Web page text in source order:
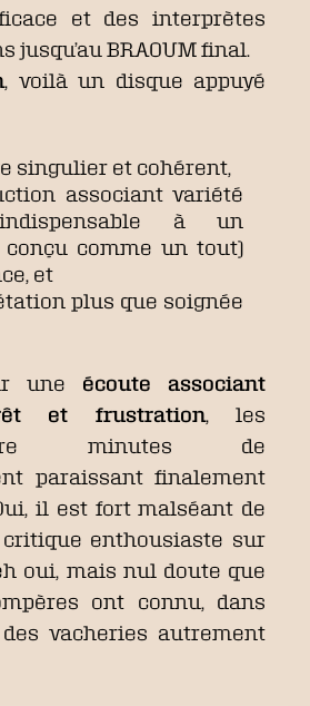
et des interprètes
jusqu’au BRAOUM final.
, voilà un disque appuyé
singulier et cohérent,
associant variété
à un
conçu comme un tout)
et
plus que soignée
une écoute associant
et frustration, les
minutes de
paraissant finalement
il est fort malséant de
enthousiaste sur
oui, mais nul doute que
ont connu, dans
vacheries autrement